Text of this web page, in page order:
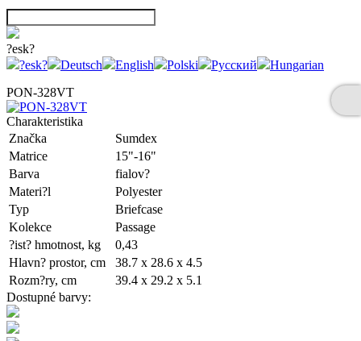
?esk?
?esk?
Deutsch English Polski Русский
Hungarian
PON-328VT
Charakteristika
Značka
Sumdex
Matrice
15"-16"
Barva
fialov?
Materi?l
Polyester
Typ
Briefcase
Kolekce
Passage
?ist? hmotnost, kg
0,43
Hlavn? prostor, cm
38.7 x 28.6 x 4.5
Rozm?ry, cm
39.4 x 29.2 x 5.1
Dostupné barvy: